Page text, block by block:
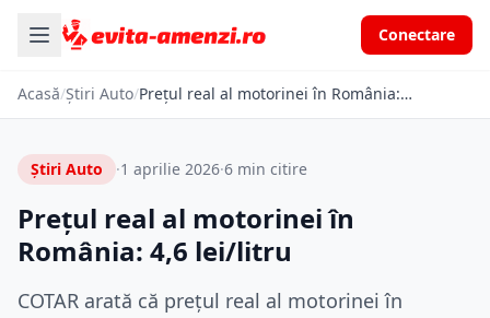
Conectare
Acasă/Știri Auto/ Prețul real al motorinei în România: 4,6 lei/litru
Știri Auto ·1 aprilie 2026·6 min citire
Prețul real al motorinei în
România: 4,6 lei/litru
COTAR arată că prețul real al motorinei în